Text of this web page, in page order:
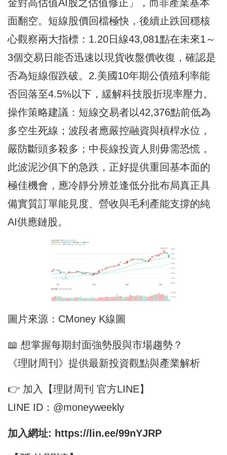
金對高估值AI股之估值修正」，而非產業基本
面翻空。短線股價回檔極快，後續止跌回穩核
心觀察兩大指標：1.20日線43,081點在未來1～
3個交易日能否迅速以現貨收盤價收復，確認是
否為短線假跌破。2.美國10年期公債殖利率能
否回落至4.5%以下，緩解科技股折現率壓力。
操作策略建議：短線交易者以42,376點前低為
多空生死線；波段者應嚴控融資與槓桿水位，
嚴防斷頭多殺多；中長線投資人則毋需恐慌，
此波泥沙俱下的急跌，正好提供重回基本面的
極佳機會，應冷靜分辨並逢低分批布局真正具
備實質訂單能見度、營收與毛利產能支撐的純
AI供應鏈股。
圖片來源：CMoney K線圖
📖 想掌握每期封面強勢股與市場趨勢？
《理財周刊》提供最新投資觀點與產業解析
👉 加入【理財周刊 官方LINE】
LINE ID：@moneyweekly
加入網址: https://lin.ee/99nYJRP